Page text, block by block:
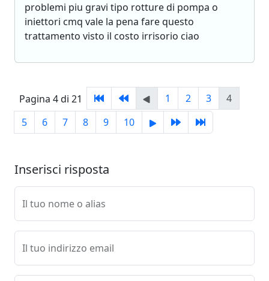
problemi piu gravi tipo rotture di pompa o
iniettori cmq vale la pena fare questo
trattamento visto il costo irrisorio ciao
Pagina 4 di 21 1 2 3
4
5
6 7 8 9 10
Inserisci risposta
Il tuo nome o alias
Il tuo indirizzo email